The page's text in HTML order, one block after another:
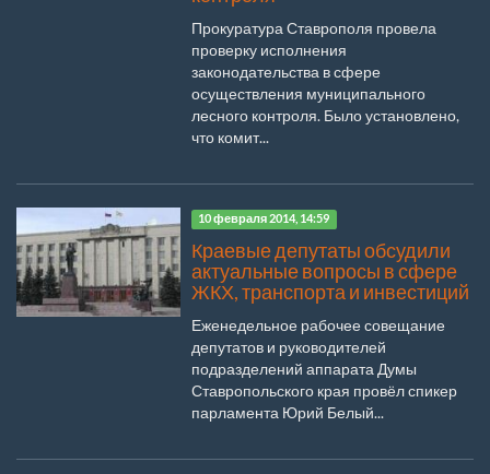
Прокуратура Ставрополя провела
проверку исполнения
законодательства в сфере
осуществления муниципального
лесного контроля. Было установлено,
что комит...
10 февраля 2014, 14:59
Краевые депутаты обсудили
актуальные вопросы в сфере
ЖКХ, транспорта и инвестиций
Еженедельное рабочее совещание
депутатов и руководителей
подразделений аппарата Думы
Ставропольского края провёл спикер
парламента Юрий Белый...